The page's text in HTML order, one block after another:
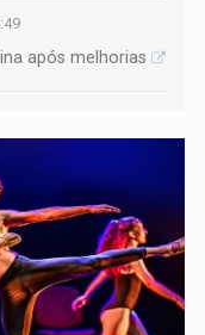
após melhorias